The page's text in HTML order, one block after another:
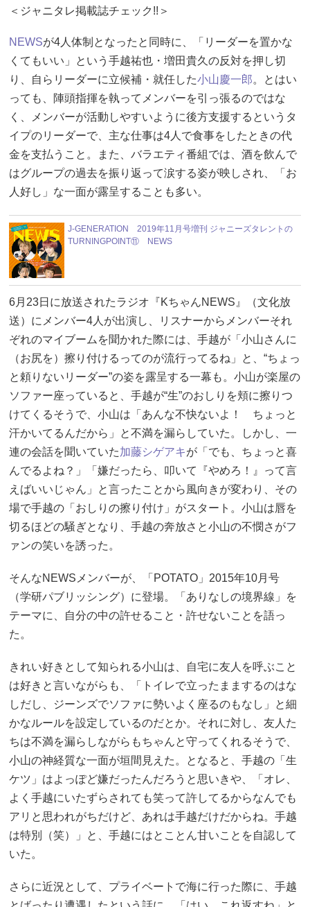
＜ジャニタレ掲載誌チェック!!＞
NEWSが4人体制となったと同時に、「リーダーを置かな
くてもいい」という手越祐也・増田貴久の反対を押し切
り、自らリーダーに立候補・就任した小山慶一郎。とはい
っても、陣頭指揮を執ってメンバーを引っ張るのではな
く、メンバーが活動しやすいように後方支援するというタ
イプのリーダーで、主な仕事は4人で食事をしたときの代
金を支払うこと。また、バラエティ番組では、酒を飲んで
はグループの過去を振り返って涙する姿が映しされ、「お
人好し」な一面が露呈することも多い。
J-GENERATION 2019年11月号増刊 ジャニーズタレントの
TURNINGPOINT⑪ NEWS
6月23日に放送されたラジオ『KちゃんNEWS』（文化放
送）にメンバー4人が出演し、リスナーからメンバーそれ
ぞれのマイブームを聞かれた際には、手越が「小山さんに
（お尻を）擦り付けるってのが流行ってるね」と、“ちょっ
と頼りないリーダー”の姿を露呈する一幕も。小山が楽屋の
ソファー座っていると、手越が“生”のおしりを頬に擦りつ
けてくるそうで、小山は「あんな不快ないよ！ ちょっと
汗かいてるんだから」と不満を漏らしていた。しかし、一
連の会話を聞いていた加藤シゲアキが「でも、ちょっと喜
んでるよね？」「嫌だったら、叩いて『やめろ！』って言
えばいいじゃん」と言ったことから風向きが変わり、その
場で手越の「おしりの擦り付け」がスタート。小山は唇を
切るほどの騒ぎとなり、手越の奔放さと小山の不憫さがフ
ァンの笑いを誘った。
そんなNEWSメンバーが、「POTATO」2015年10月号
（学研パブリッシング）に登場。「ありなしの境界線」を
テーマに、自分の中の許せること・許せないことを語っ
た。
きれい好きとして知られる小山は、自宅に友人を呼ぶこと
は好きと言いながらも、「トイレで立ったままするのはな
しだし、ジーンズでソファに勢いよく座るのもなし」と細
かなルールを設定しているのだとか。それに対し、友人た
ちは不満を漏らしながらもちゃんと守ってくれるそうで、
小山の神経質な一面が垣間見えた。となると、手越の「生
ケツ」はよっぽど嫌だったんだろうと思いきや、「オレ、
よく手越にいたずらされても笑って許してるからなんでも
アリと思われがちだけど、あれは手越だけだからね。手越
は特別（笑）」と、手越にはとことん甘いことを自認して
いた。
さらに近況として、プライベートで海に行った際に、手越